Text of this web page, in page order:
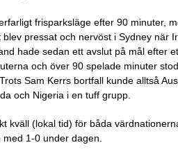
frisparksläge efter 90 minuter,
blev pressat och nervöst i Sydney när
hade sedan ett avslut på mål efter
och över 90 spelade minuter
Sam Kerrs bortfall kunde alltså
och Nigeria i en tuff grupp.
kväll (lokal tid) för båda
1-0 under dagen.